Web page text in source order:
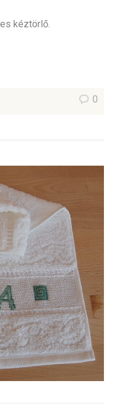
kéztörlő.
0